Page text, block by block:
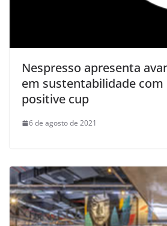
Nespresso apresenta
em sustentabilidade
positive cup
6 de agosto de 2021